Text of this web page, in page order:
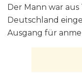
Der Mann war
Deutschland
Ausgang für